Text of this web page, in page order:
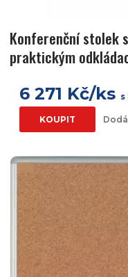
Konferenční stolek
praktickým
6 271 Kč/ks s
KOUPIT